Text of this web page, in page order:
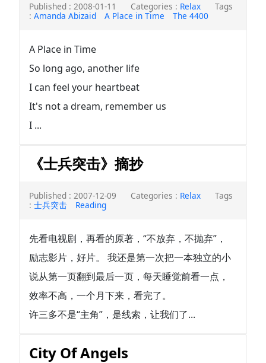
Published : 2008-01-11 Categories : Relax
Tags
: Amanda Abizaid A Place in Time The 4400
A Place in Time
So long ago, another life
I can feel your heartbeat
It's not a dream, remember us
I ...
《士兵突击》摘抄
Published : 2007-12-09 Categories : Relax
Tags
: 士兵突击 Reading
先看电视剧，再看的原著，“不放弃，不抛弃”，
励志影片，好片。 我还是第一次把一本独立的小
说从第一页翻到最后一页，每天睡觉前看一点，
效率不高，一个月下来，看完了。
许三多不是“主角”，是线索，让我们了...
City Of Angels